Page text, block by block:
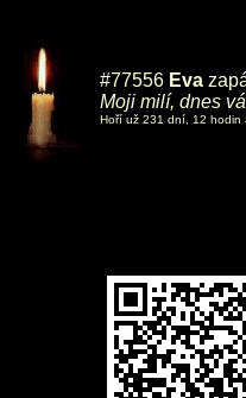
#77556 Eva
Moji milí, dnes
Hoří už 231 dní, 12 hodin